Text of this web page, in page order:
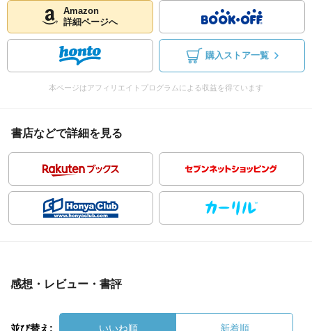
Amazon
詳細ページへ
購入ストア一覧
本ページはアフィリエイトプログラムによる収益を得ています
書店などで詳細を見る
感想・レビュー・書評
並び替え: いいね順 新着順